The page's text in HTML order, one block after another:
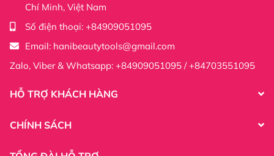
Chí Minh, Việt Nam
Số điện thoại: +84909051095
Email: hanibeautytools@gmail.com
Zalo, Viber & Whatsapp: +84909051095 / +84703551095
HỖ TRỢ KHÁCH HÀNG
CHÍNH SÁCH